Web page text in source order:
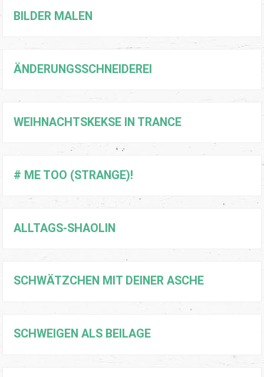
BILDER MALEN
ÄNDERUNGSSCHNEIDEREI
WEIHNACHTSKEKSE IN TRANCE
# ME TOO (STRANGE)!
ALLTAGS-SHAOLIN
SCHWÄTZCHEN MIT DEINER ASCHE
SCHWEIGEN ALS BEILAGE